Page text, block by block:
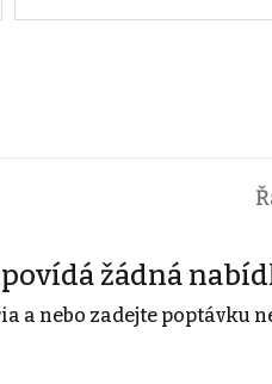
žádná
a nebo zadejte poptávku